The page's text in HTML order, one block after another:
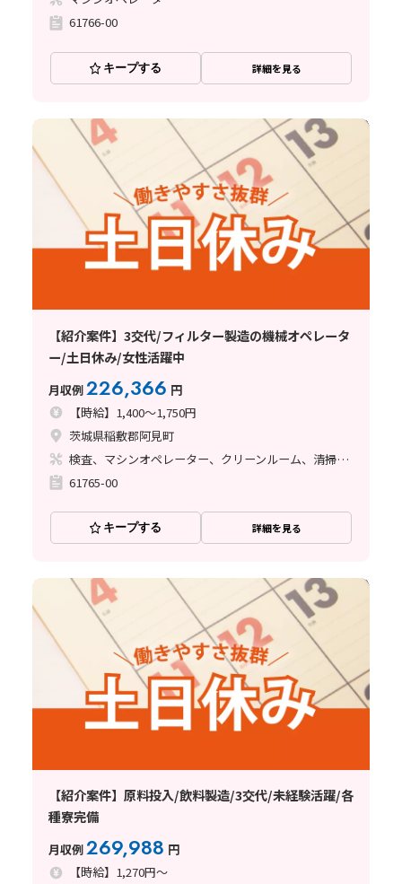
61766-00
キープする 詳細を見る
【紹介案件】3交代/フィルター製造の機械オペレータ
ー/土日休み/女性活躍中
月収例226,366 円
【時給】1,400～1,750円
茨城県稲敷郡阿見町
検査、マシンオペレーター、クリーンルーム、清掃・洗浄、その他
61765-00
キープする 詳細を見る
【紹介案件】原料投入/飲料製造/3交代/未経験活躍/各
種寮完備
月収例269,988 円
【時給】1,270円～